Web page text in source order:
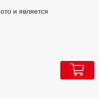
и является